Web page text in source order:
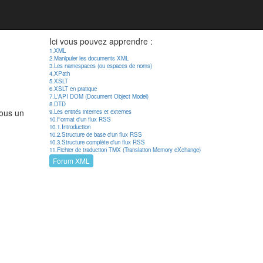
un
Ici vous pouvez apprendre :
1.XML
2.Manipuler les documents XML
3.Les namespaces (ou espaces de noms)
4.XPath
5.XSLT
6.XSLT en pratique
7.L'API DOM (Document Object Model)
8.DTD
9.Les entités internes et externes
10.Format d'un flux RSS
10.1.Introduction
10.2.Structure de base d'un flux RSS
10.3.Structure complète d'un flux RSS
11.Fichier de traduction TMX (Translation Memory eXchange)
Forum XML